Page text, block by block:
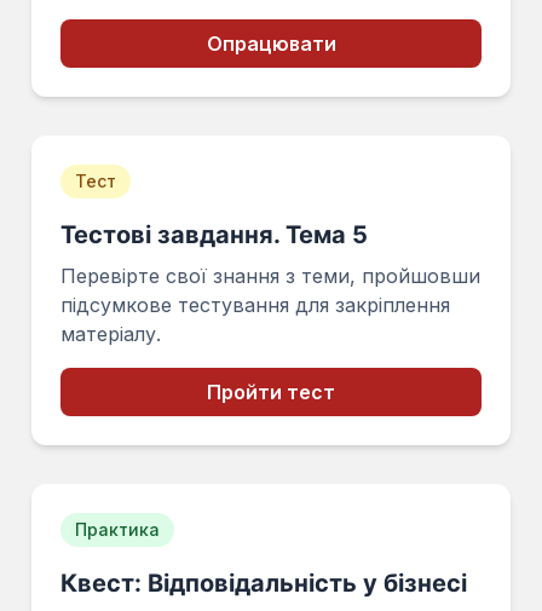
Опрацювати
Тест
Тестові завдання. Тема 5
Перевірте свої знання з теми, пройшовши
підсумкове тестування для закріплення
матеріалу.
Пройти тест
Практика
Квест: Відповідальність у бізнесі